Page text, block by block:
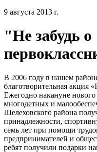
9 августа 2013 г.
"Не забудь о
В 2006 году в нашем
благотворительная акция
Ежегодно накануне нового
многодетных и
Шелеховского района
принадлежности,
семь лет при помощи
предпринимателей и
ребят получили подарки